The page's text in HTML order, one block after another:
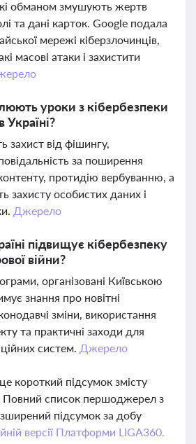
обманом змушують жертв
та дані карток. Google подала
мережі кіберзлочинців,
масові атаки і захистити
уроки з кібербезпеки
захист від фішингу,
за поширення
протидію вербуванню, а
захисту особистих даних і
Джерело
підвищує кібербезпеку
війни?
організовані Київською
знання про новітні
зміни, використання
та практичні заходи для
систем. Джерело
короткий підсумок змісту
Повний список першоджерел з
підсумок за добу
версії Платформи LIGA360.